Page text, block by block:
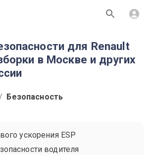
для Renault
в Москве и других
Безопасность
ускорения ESP
водителя